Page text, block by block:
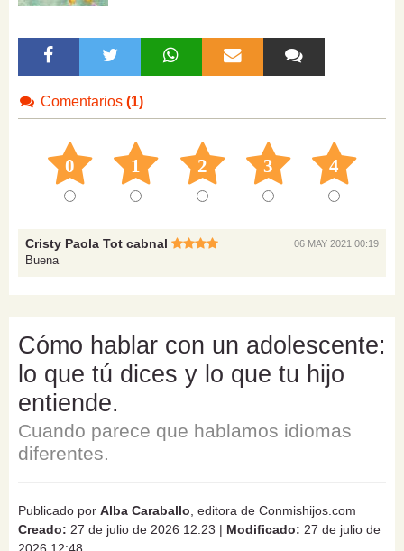
Comentarios (1)
0 1 2 3 4
06 MAY 2021 00:19
Cristy Paola Tot cabnal
Buena
Cómo hablar con un adolescente:
lo que tú dices y lo que tu hijo
entiende.
Cuando parece que hablamos idiomas
diferentes.
Publicado por Alba Caraballo , editora de Conmishijos.com
Creado: 27 de julio de 2026 12:23 | Modificado: 27 de julio de
2026 12:48